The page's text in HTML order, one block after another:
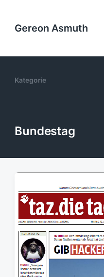
Gereon Asmuth
Kategorie
Bundestag